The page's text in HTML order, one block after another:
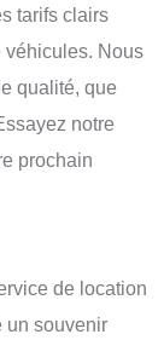
tarifs clairs
véhicules. Nous
qualité, que
notre
prochain
de location
un souvenir